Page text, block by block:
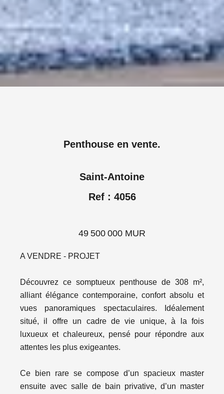
Penthouse en vente.
Saint-Antoine
Ref : 4056
49 500 000 MUR
A VENDRE - PROJET
Découvrez ce somptueux penthouse de 308 m²,
alliant élégance contemporaine, confort absolu et
vues panoramiques spectaculaires. Idéalement
situé, il offre un cadre de vie unique, à la fois
luxueux et chaleureux, pensé pour répondre aux
attentes les plus exigeantes.
Ce bien rare se compose d’un spacieux master
ensuite avec salle de bain privative, d’un master